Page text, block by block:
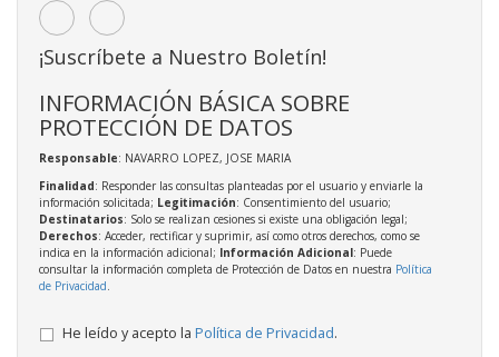
¡Suscríbete a Nuestro Boletín!
INFORMACIÓN BÁSICA SOBRE
PROTECCIÓN DE DATOS
Responsable: NAVARRO LOPEZ, JOSE MARIA
Finalidad: Responder las consultas planteadas por el usuario y enviarle la
información solicitada; Legitimación: Consentimiento del usuario;
Destinatarios: Solo se realizan cesiones si existe una obligación legal;
Derechos: Acceder, rectificar y suprimir, así como otros derechos, como se
indica en la información adicional; Información Adicional: Puede
consultar la información completa de Protección de Datos en nuestra Política
de Privacidad.
He leído y acepto la Política de Privacidad.